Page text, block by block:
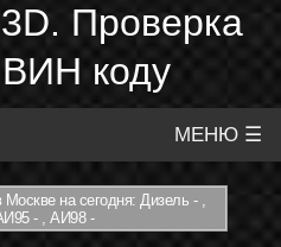
Проверка
коду
МЕНЮ ☰
на сегодня: Дизель - ,
- , АИ98 -